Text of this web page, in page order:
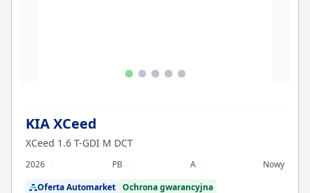
KIA XCeed
XCeed 1.6 T-GDI M DCT
2026 PB A
Nowy
Oferta Automarket Ochrona gwarancyjna